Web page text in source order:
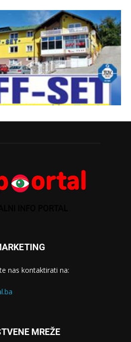
nas kontaktirati na:
MREŽE